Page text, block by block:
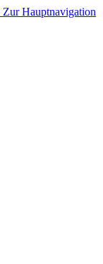
Zur Hauptnavigation